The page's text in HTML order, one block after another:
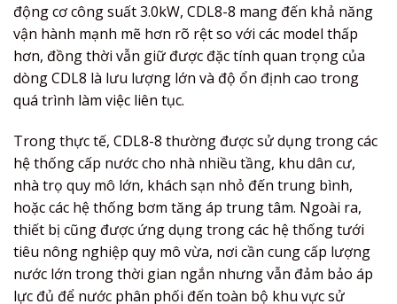
động cơ công suất 3.0kW, CDL8-8 mang đến khả năng
vận hành mạnh mẽ hơn rõ rệt so với các model thấp
hơn, đồng thời vẫn giữ được đặc tính quan trọng của
dòng CDL8 là lưu lượng lớn và độ ổn định cao trong
quá trình làm việc liên tục.
Trong thực tế, CDL8-8 thường được sử dụng trong các
hệ thống cấp nước cho nhà nhiều tầng, khu dân cư,
nhà trọ quy mô lớn, khách sạn nhỏ đến trung bình,
hoặc các hệ thống bơm tăng áp trung tâm. Ngoài ra,
thiết bị cũng được ứng dụng trong các hệ thống tưới
tiêu nông nghiệp quy mô vừa, nơi cần cung cấp lượng
nước lớn trong thời gian ngắn nhưng vẫn đảm bảo áp
lực đủ để nước phân phối đến toàn bộ khu vực sử